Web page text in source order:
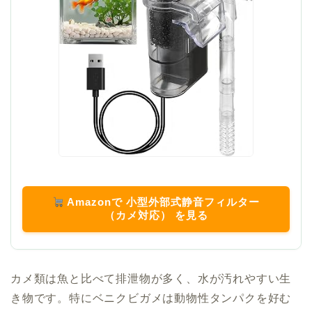
Amazonで 小型外部式静音フィルター
（カメ対応） を見る
カメ類は魚と比べて排泄物が多く、水が汚れやすい生
き物です。特にベニクビガメは動物性タンパクを好む